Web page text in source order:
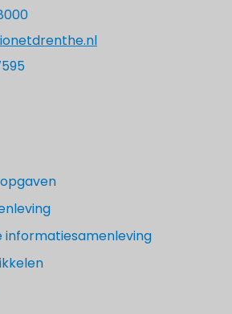
informatiesamenleving